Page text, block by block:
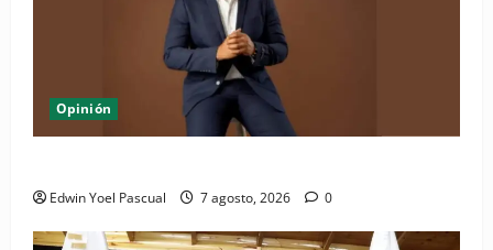
Opinión
Edwin Yoel Pascual 7 agosto, 2026 0